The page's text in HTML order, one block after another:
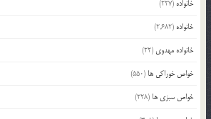
خانواده (227)
خانواده (2,682)
خانواده مهدوی (22)
خواص خوراکی ها (550)
خواص سبزی ها (228)